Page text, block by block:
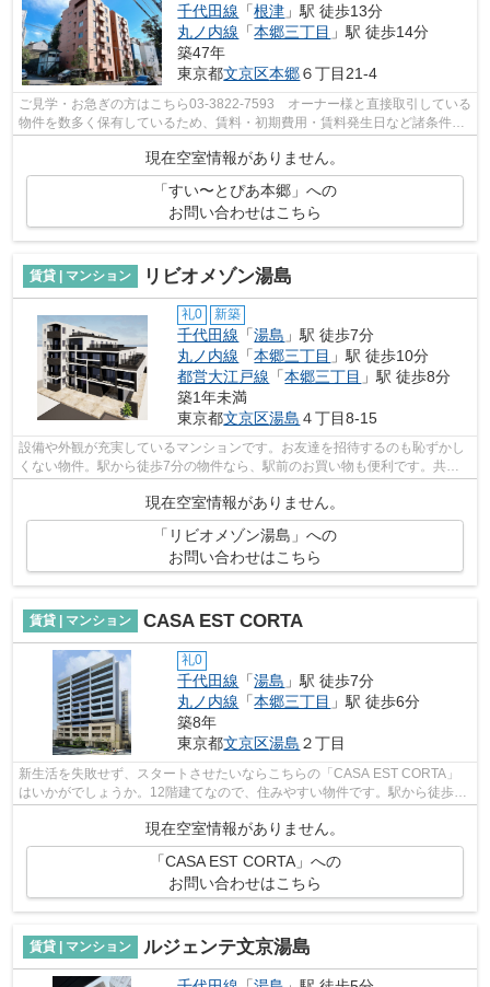
千代田線 「根津 」駅 徒歩13分
丸ノ内線 「本郷三丁目 」駅 徒歩14分
築47年
東京都文京区本郷６丁目21-4
ご見学・お急ぎの方はこちら03-3822-7593 オーナー様と直接取引している
物件を数多く保有しているため、賃料・初期費用・賃料発生日など諸条件を
何でもご相談くださいませ！！
現在空室情報がありません。
「すい〜とぴあ本郷」への
お問い合わせはこちら
賃貸 | マンション リビオメゾン湯島
礼0 新築
千代田線 「湯島 」駅 徒歩7分
丸ノ内線 「本郷三丁目 」駅 徒歩10分
都営大江戸線 「本郷三丁目 」駅 徒歩8分
築1年未満
東京都文京区湯島 ４丁目8-15
設備や外観が充実しているマンションです。お友達を招待するのも恥ずかし
くない物件。駅から徒歩7分の物件なら、駅前のお買い物も便利です。共用
現在空室情報がありません。
「リビオメゾン湯島」への
お問い合わせはこちら
賃貸 | マンション CASA EST CORTA
礼0
千代田線 「湯島 」駅 徒歩7分
丸ノ内線 「本郷三丁目 」駅 徒歩6分
築8年
東京都文京区湯島 ２丁目
新生活を失敗せず、スタートさせたいならこちらの「CASA EST CORTA」
はいかがでしょうか。12階建てなので、住みやすい物件です。駅から徒歩7
分の駅近物件で、快適に通勤や通学をするこ...
現在空室情報がありません。
「CASA EST CORTA」への
お問い合わせはこちら
賃貸 | マンション ルジェンテ文京湯島